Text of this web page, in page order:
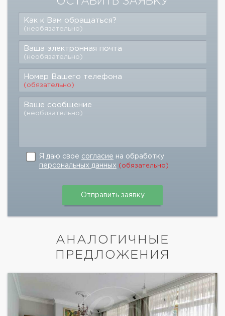
Как к Вам обращаться?
(необязательно)
Ваша электронная почта
(необязательно)
Номер Вашего телефона
(обязательно)
Ваше сообщение
(необязательно)
Я даю свое согласие на обработку
персональных данных (обязательно)
АНАЛОГИЧНЫЕ
ПРЕДЛОЖЕНИЯ